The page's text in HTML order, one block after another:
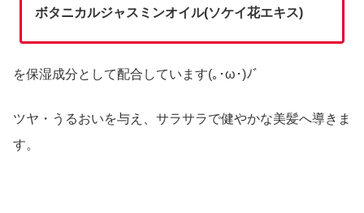
ボタニカルジャスミンオイル(ソケイ花エキス)
を保湿成分として配合しています(｡･ω･)ﾉﾞ
ツヤ・うるおいを与え、サラサラで健やかな美髪へ導きま
す。